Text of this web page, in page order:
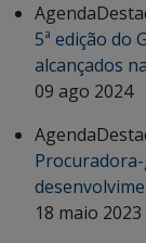
Agenda
5ª edição do
alcançados
09 ago 2024
Agenda
18 maio 2023